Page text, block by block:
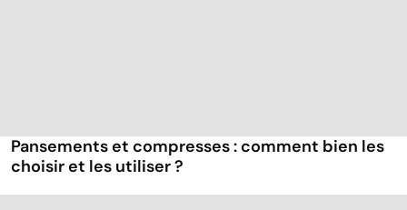
Pansements et compresses : comment bien les
choisir et les utiliser ?